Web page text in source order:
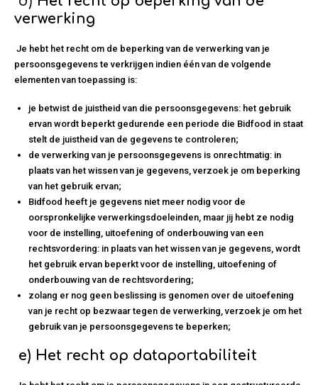
verwerking
Je hebt het recht om de beperking van de verwerking van je
persoonsgegevens te verkrijgen indien één van de volgende
elementen van toepassing is:
je betwist de juistheid van die persoonsgegevens: het gebruik
ervan wordt beperkt gedurende een periode die Bidfood in staat
stelt de juistheid van de gegevens te controleren;
de verwerking van je persoonsgegevens is onrechtmatig: in
plaats van het wissen van je gegevens, verzoek je om beperking
van het gebruik ervan;
Bidfood heeft je gegevens niet meer nodig voor de
oorspronkelijke verwerkingsdoeleinden, maar jij hebt ze nodig
voor de instelling, uitoefening of onderbouwing van een
rechtsvordering: in plaats van het wissen van je gegevens, wordt
het gebruik ervan beperkt voor de instelling, uitoefening of
onderbouwing van de rechtsvordering;
zolang er nog geen beslissing is genomen over de uitoefening
van je recht op bezwaar tegen de verwerking, verzoek je om het
gebruik van je persoonsgegevens te beperken;
e) Het recht op dataportabiliteit